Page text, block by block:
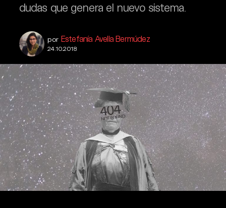
dudas que genera el nuevo sistema.
por Estefanía Avella Bermúdez
24.10.2018